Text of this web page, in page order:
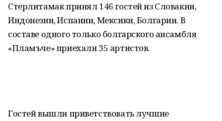
Стерлитамак принял 146 гостей из Словакии,
Индонезии, Испании, Мексики, Болгарии. В
составе одного только болгарского ансамбля
«Пламъче» приехали 35 артистов.
Гостей вышли приветствовать лучшие